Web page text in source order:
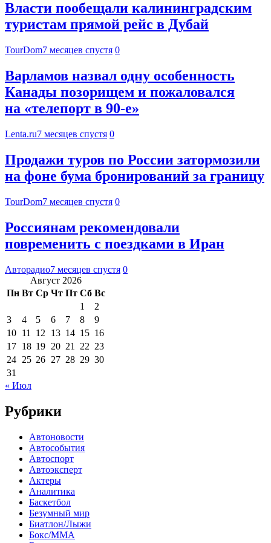
Власти пообещали калининградским
туристам прямой рейс в Дубай
TourDom7 месяцев спустя 0
Варламов назвал одну особенность
Канады позорищем и пожаловался
на «телепорт в 90-е»
Lenta.ru7 месяцев спустя 0
Продажи туров по России затормозили
на фоне бума бронирований за границу
TourDom7 месяцев спустя 0
Россиянам рекомендовали
повременить с поездками в Иран
Авторадио7 месяцев спустя 0
Август 2026
Пн Вт Ср Чт Пт Сб Вс
1
2
3
4 5 6 7 8
9
10 11 12 13 14 15 16
17 18 19 20 21 22 23
24 25 26 27 28 29 30
31
« Июл
Рубрики
Автоновости
Автособытия
Автоспорт
Автоэксперт
Актеры
Аналитика
Баскетбол
Безумный мир
Биатлон/Лыжи
Бокс/MMA